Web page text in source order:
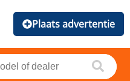
Plaats advertentie